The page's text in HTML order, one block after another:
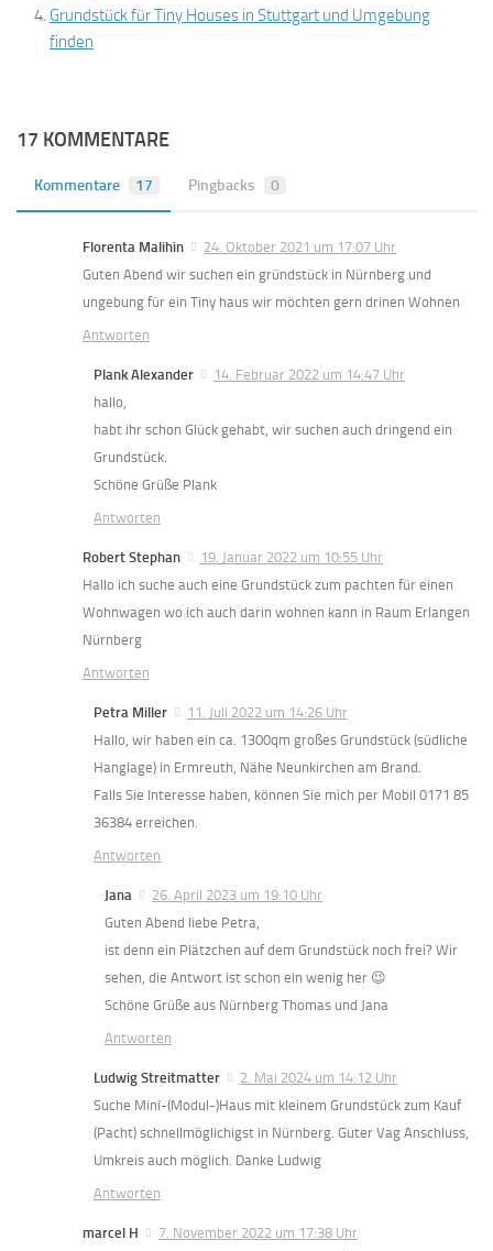
Grundstück für Tiny Houses in Stuttgart und Umgebung
finden
17 KOMMENTARE
Kommentare 17 Pingbacks 0
Florenta Malihin
24. Oktober 2021 um 17:07 Uhr
Guten Abend wir suchen ein gründstück in Nürnberg und
ungebung für ein Tiny haus wir möchten gern drinen Wohnen
Antworten
Plank Alexander
14. Februar 2022 um 14:47 Uhr
hallo,
habt ihr schon Glück gehabt, wir suchen auch dringend ein
Grundstück.
Schöne Grüße Plank
Antworten
Robert Stephan
19. Januar 2022 um 10:55 Uhr
Hallo ich suche auch eine Grundstück zum pachten für einen
Wohnwagen wo ich auch darin wohnen kann in Raum Erlangen
Nürnberg
Antworten
Petra Miller
11. Juli 2022 um 14:26 Uhr
Hallo, wir haben ein ca. 1300qm großes Grundstück (südliche
Hanglage) in Ermreuth, Nähe Neunkirchen am Brand.
Falls Sie Interesse haben, können Sie mich per Mobil 0171 85
36384 erreichen.
Antworten
Jana
26. April 2023 um 19:10 Uhr
Guten Abend liebe Petra,
ist denn ein Plätzchen auf dem Grundstück noch frei? Wir
sehen, die Antwort ist schon ein wenig her 😉
Schöne Grüße aus Nürnberg Thomas und Jana
Antworten
Ludwig Streitmatter
2. Mai 2024 um 14:12 Uhr
Suche Mini-(Modul-)Haus mit kleinem Grundstück zum Kauf
(Pacht) schnellmöglichigst in Nürnberg. Guter Vag Anschluss,
Umkreis auch möglich. Danke Ludwig
Antworten
marcel H
7. November 2022 um 17:38 Uhr